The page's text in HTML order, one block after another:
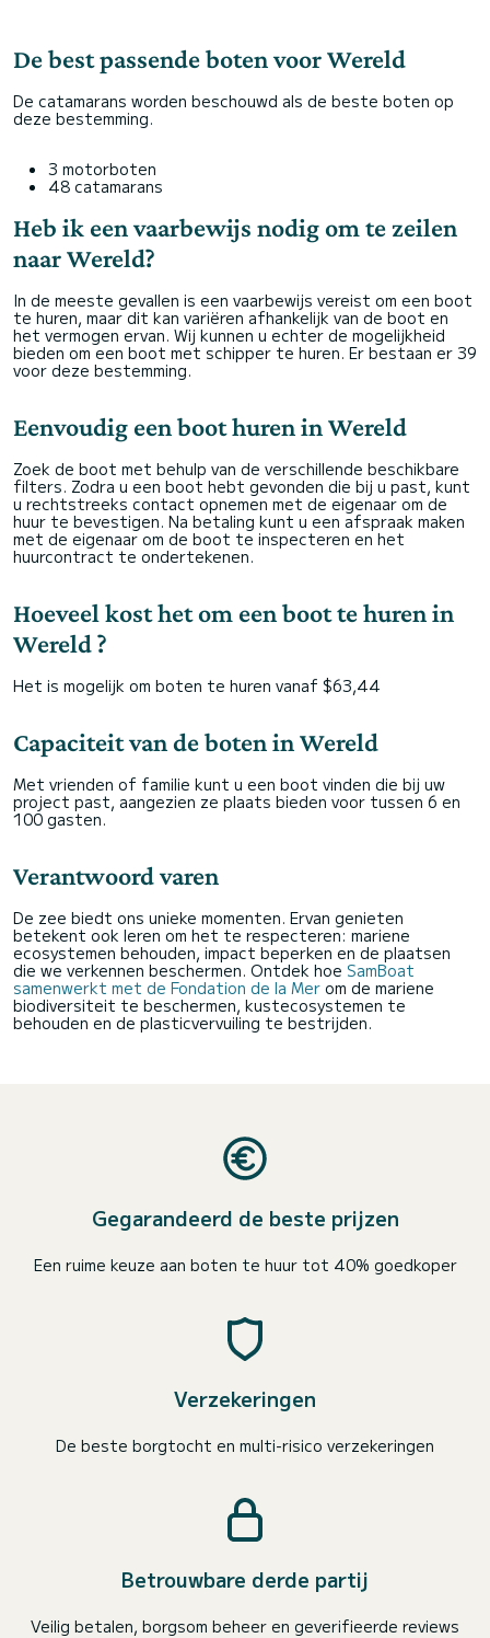
De best passende boten voor Wereld
De catamarans worden beschouwd als de beste boten op
deze bestemming.
3 motorboten
48 catamarans
Heb ik een vaarbewijs nodig om te zeilen
naar Wereld?
In de meeste gevallen is een vaarbewijs vereist om een boot
te huren, maar dit kan variëren afhankelijk van de boot en
het vermogen ervan. Wij kunnen u echter de mogelijkheid
bieden om een boot met schipper te huren. Er bestaan er 39
voor deze bestemming.
Eenvoudig een boot huren in Wereld
Zoek de boot met behulp van de verschillende beschikbare
filters. Zodra u een boot hebt gevonden die bij u past, kunt
u rechtstreeks contact opnemen met de eigenaar om de
huur te bevestigen. Na betaling kunt u een afspraak maken
met de eigenaar om de boot te inspecteren en het
huurcontract te ondertekenen.
Hoeveel kost het om een boot te huren in
Wereld ?
Het is mogelijk om boten te huren vanaf $63,44
Capaciteit van de boten in Wereld
Met vrienden of familie kunt u een boot vinden die bij uw
project past, aangezien ze plaats bieden voor tussen 6 en
100 gasten.
Verantwoord varen
De zee biedt ons unieke momenten. Ervan genieten
betekent ook leren om het te respecteren: mariene
ecosystemen behouden, impact beperken en de plaatsen
die we verkennen beschermen. Ontdek hoe SamBoat
samenwerkt met de Fondation de la Mer om de mariene
biodiversiteit te beschermen, kustecosystemen te
behouden en de plasticvervuiling te bestrijden.
Gegarandeerd de beste prijzen
Een ruime keuze aan boten te huur tot 40% goedkoper
Verzekeringen
De beste borgtocht en multi-risico verzekeringen
Betrouwbare derde partij
Veilig betalen, borgsom beheer en geverifieerde reviews